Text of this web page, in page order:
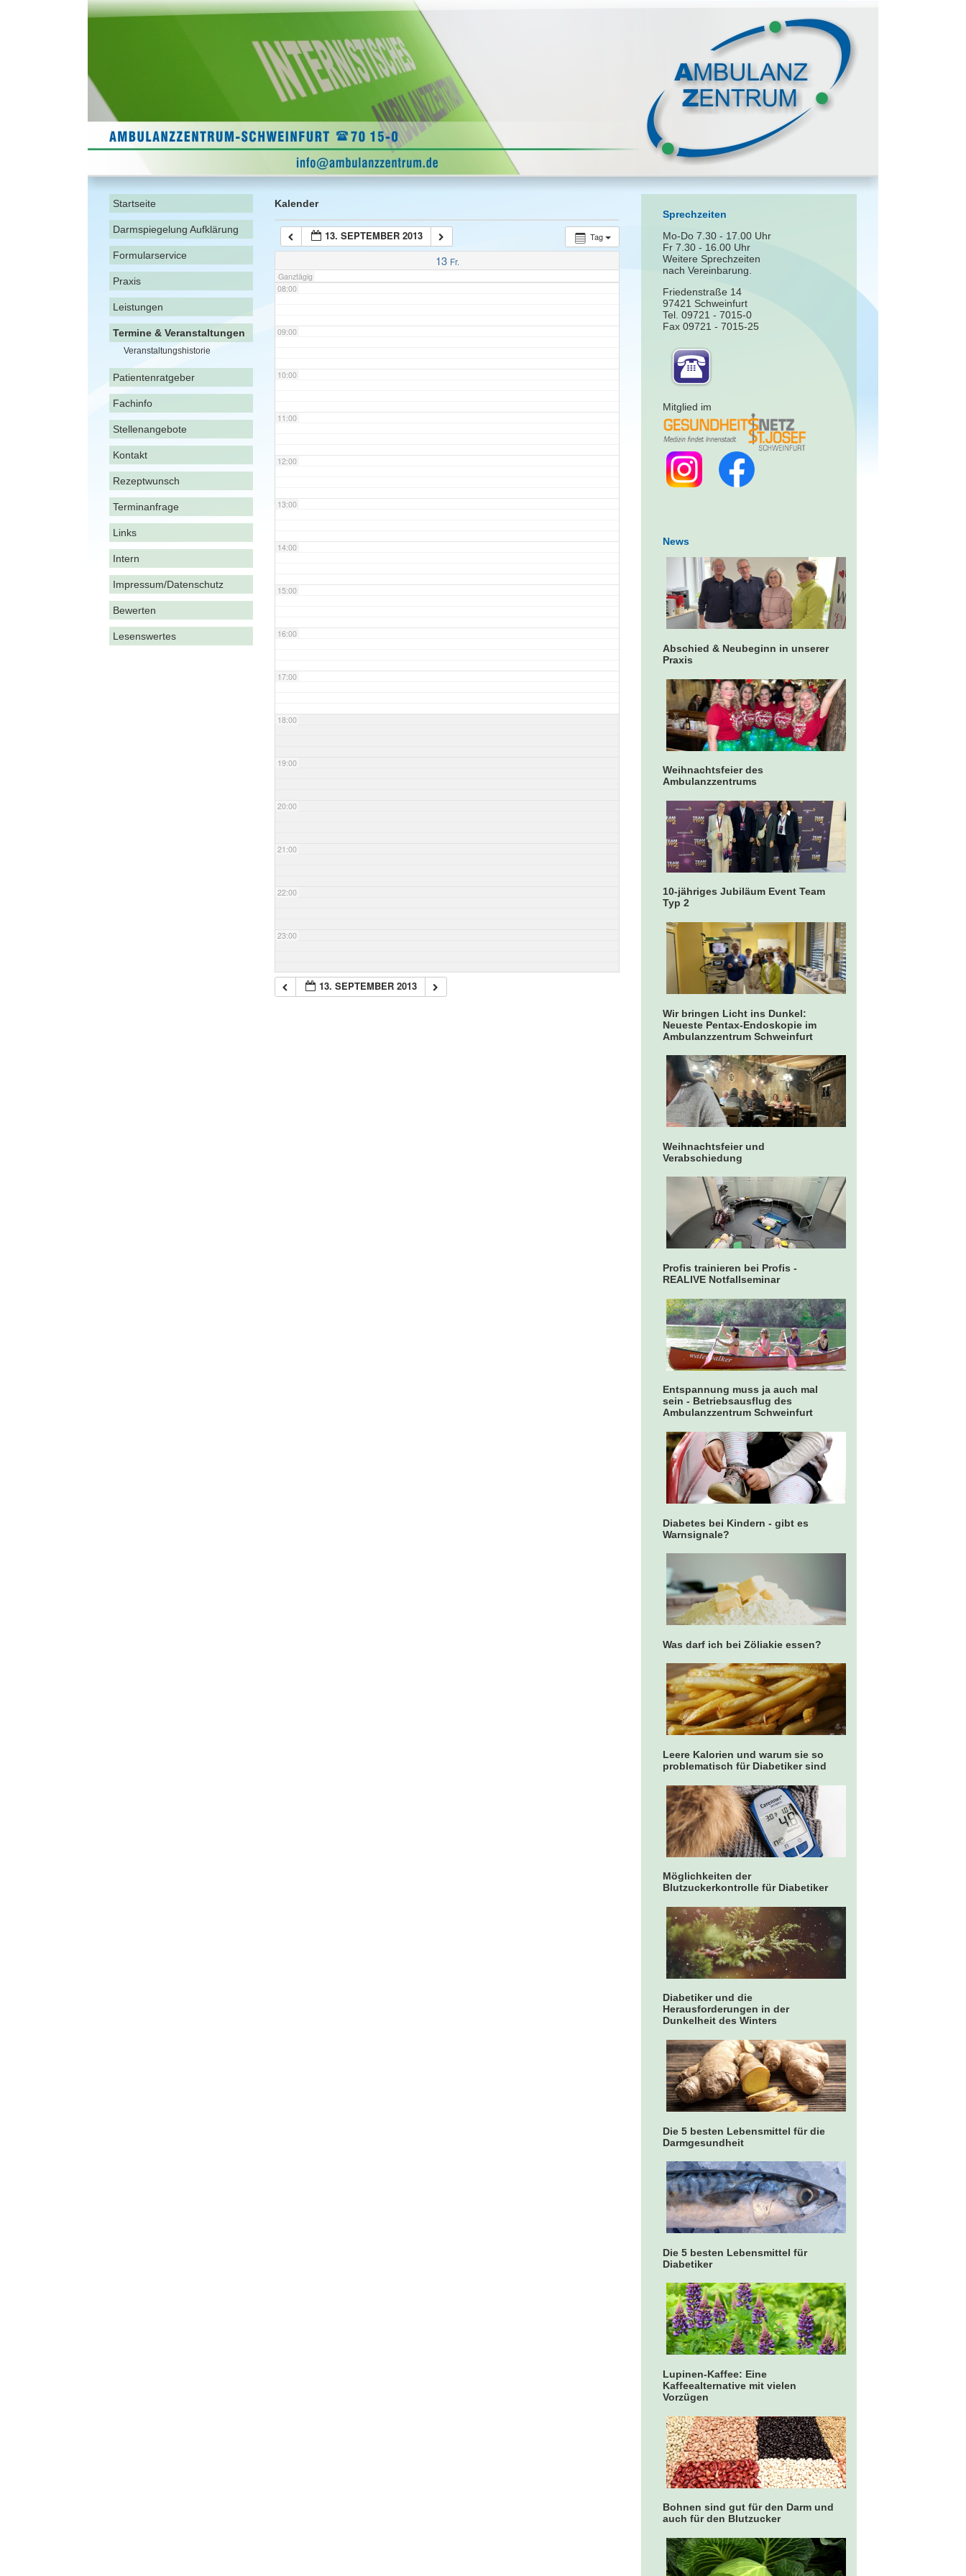
Startseite
Darmspiegelung Aufklärung
Formularservice
Praxis
Leistungen
Termine & Veranstaltungen
Veranstaltungshistorie
Patientenratgeber
Fachinfo
Stellenangebote
Kontakt
Rezeptwunsch
Terminanfrage
Links
Intern
Impressum/Datenschutz
Bewerten
Lesenswertes
Kalender
Tag
13. SEPTEMBER 2013
13 Fr.
Ganztägig
03:00
05:00
06:00
07:00
08:00
09:00
10:00
11:00
12:00
13:00
14:00
15:00
16:00
17:00
18:00
19:00
20:00
21:00
22:00
23:00
13. SEPTEMBER 2013
Sprechzeiten
Mo-Do 7.30 - 17.00 Uhr
Fr 7.30 - 16.00 Uhr
Weitere Sprechzeiten
nach Vereinbarung.
Friedenstraße 14
97421 Schweinfurt
Tel. 09721 - 7015-0
Fax 09721 - 7015-25
Mitglied im
News
Abschied & Neubeginn in unserer
Praxis
Weihnachtsfeier des
Ambulanzzentrums
10-jähriges Jubiläum Event Team
Typ 2
Wir bringen Licht ins Dunkel:
Neueste Pentax-Endoskopie im
Ambulanzzentrum Schweinfurt
Weihnachtsfeier und
Verabschiedung
Profis trainieren bei Profis -
REALIVE Notfallseminar
Entspannung muss ja auch mal
sein - Betriebsausflug des
Ambulanzzentrum Schweinfurt
Diabetes bei Kindern - gibt es
Warnsignale?
Was darf ich bei Zöliakie essen?
Leere Kalorien und warum sie so
problematisch für Diabetiker sind
Möglichkeiten der
Blutzuckerkontrolle für Diabetiker
Diabetiker und die
Herausforderungen in der
Dunkelheit des Winters
Die 5 besten Lebensmittel für die
Darmgesundheit
Die 5 besten Lebensmittel für
Diabetiker
Lupinen-Kaffee: Eine
Kaffeealternative mit vielen
Vorzügen
Bohnen sind gut für den Darm und
auch für den Blutzucker